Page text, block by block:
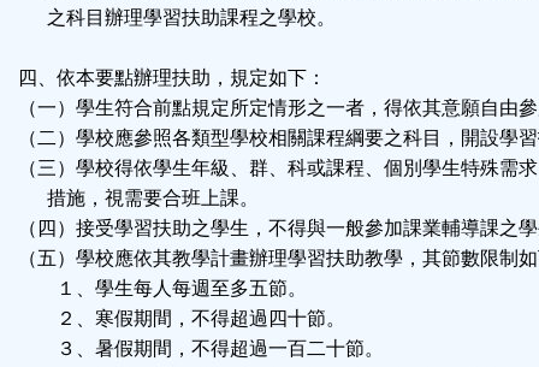
之科目辦理學習扶助課程之學校。
四、依本要點辦理扶助，規定如下：
（一）學生符合前點規定所定情形之一者，得依其意願自由
（二）學校應參照各類型學校相關課程綱要之科目，開設學
（三）學校得依學生年級、群、科或課程、個別學生特殊需
措施，視需要合班上課。
（四）接受學習扶助之學生，不得與一般參加課業輔導課之
（五）學校應依其教學計畫辦理學習扶助教學，其節數限制
１、學生每人每週至多五節。
２、寒假期間，不得超過四十節。
３、暑假期間，不得超過一百二十節。